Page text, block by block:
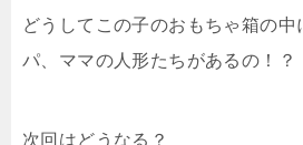
どうしてこの子のおもちゃ箱の
パ、ママの人形たちがあるの！？
次回はどうなる？